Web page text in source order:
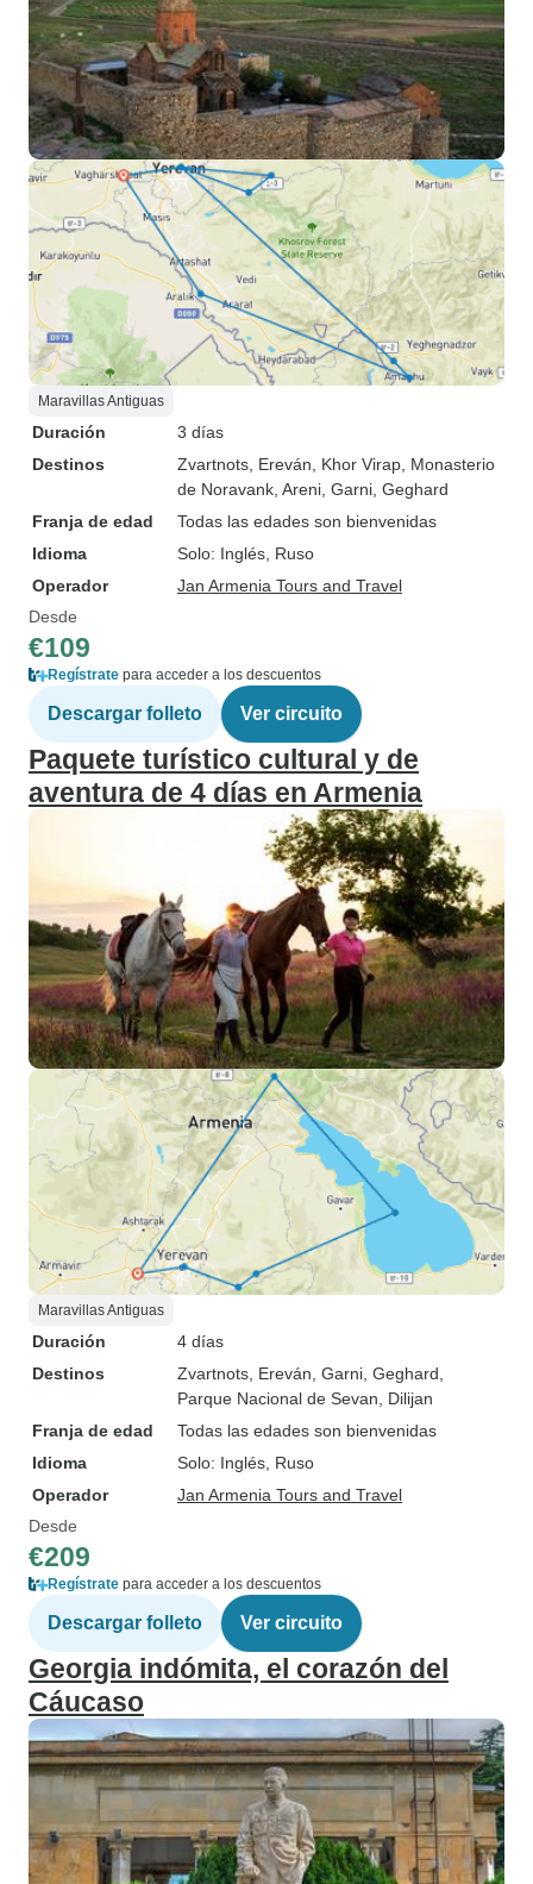
Maravillas Antiguas
Duración
3 días
Destinos
Zvartnots , Ereván , Khor Virap , Monasterio
de Noravank , Areni , Garni , Geghard
Franja de edad
Todas las edades son bienvenidas
Idioma
Solo: Inglés, Ruso
Operador
Jan Armenia Tours and Travel
Desde
€109
Regístrate para acceder a los descuentos
Descargar folleto Ver circuito
Paquete turístico cultural y de
aventura de 4 días en Armenia
Maravillas Antiguas
Duración
4 días
Destinos
Zvartnots , Ereván , Garni , Geghard
Parque Nacional de Sevan , Dilijan
Franja de edad
Todas las edades son bienvenidas
Idioma
Solo: Inglés, Ruso
Operador
Jan Armenia Tours and Travel
Desde
€209
Regístrate para acceder a los descuentos
Descargar folleto Ver circuito
Georgia indómita, el corazón del
Cáucaso